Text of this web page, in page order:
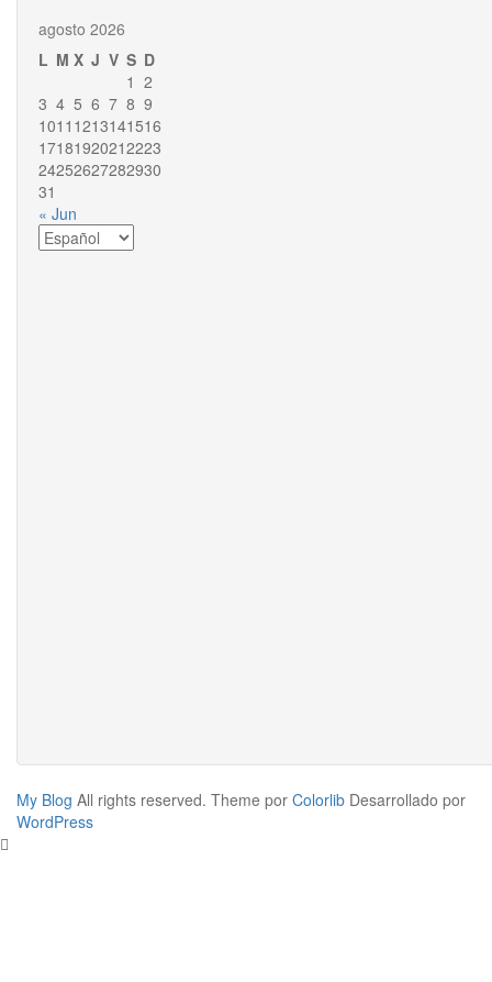
agosto 2026
L M X J V S D
1 2
3 4 5 6 7 8 9
1011 1213141516
17181920212223
24252627282930
31
« Jun
Elegir
un
My Blog All rights reserved. Theme por Colorlib Desarrollado por
WordPress